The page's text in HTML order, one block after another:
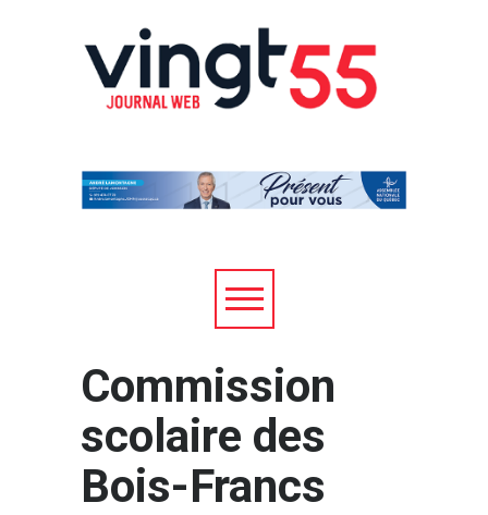
Commission
scolaire des
Bois-Francs